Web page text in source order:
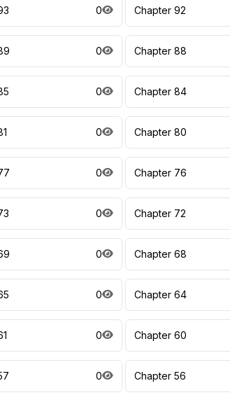
0 Chapter 92
0 Chapter 88
0 Chapter 84
0 Chapter 80
0 Chapter 76
0 Chapter 72
0 Chapter 68
0 Chapter 64
0 Chapter 60
0 Chapter 56